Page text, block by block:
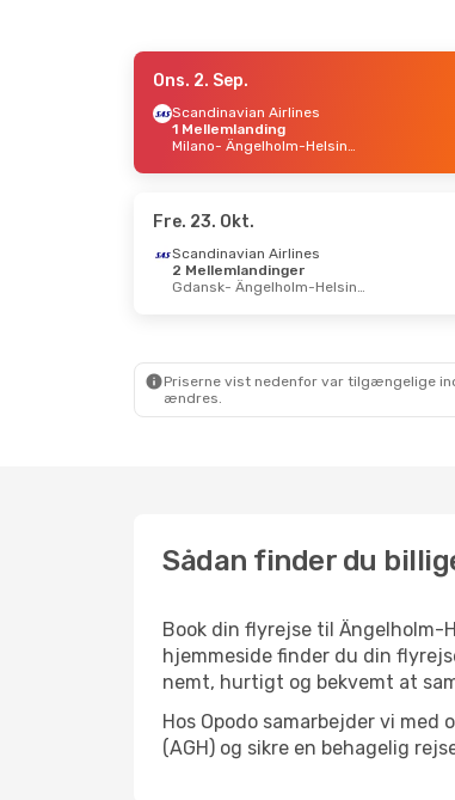
- Ons. 2. Sep.
Scandinavian Airlines
Ängelholm-Helsingborg
- London
Ons. 2. Sep.
Scandinavian Airlines
1 Mellemlanding
Milano
- Ängelholm-Helsingborg
Fre. 23. Okt.
Scandinavian Airlines
2 Mellemlandinger
Gdansk
- Ängelholm-Helsingborg
Priserne vist nedenfor var tilgængelige
ændres.
Sådan finder du
Book din flyrejse til Ängelholm-
hjemmeside finder du din
nemt, hurtigt og bekvemt at
Hos Opodo samarbejder vi
(AGH) og sikre en behagelig